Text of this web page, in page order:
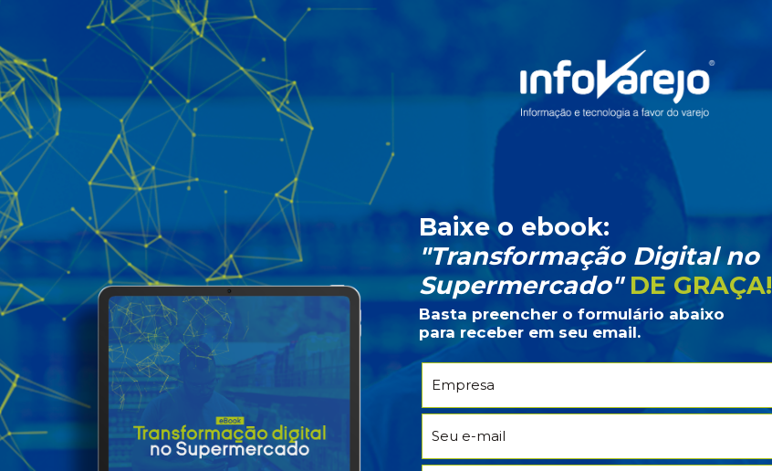
Baixe o ebook:
"Transformação Digital no
Supermercado" DE GRAÇA!
Basta preencher o formulário abaixo
para receber em seu email.